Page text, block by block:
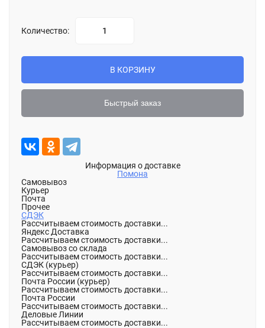
Количество:
В КОРЗИНУ
Быстрый заказ
Информация о доставке
Помона
Самовывоз
Курьер
Почта
Прочее
СДЭК
Рассчитываем стоимость доставки...
Яндекс Доставка
Рассчитываем стоимость доставки...
Самовывоз со склада
Рассчитываем стоимость доставки...
СДЭК (курьер)
Рассчитываем стоимость доставки...
Почта России (курьер)
Рассчитываем стоимость доставки...
Почта России
Рассчитываем стоимость доставки...
Деловые Линии
Рассчитываем стоимость доставки...